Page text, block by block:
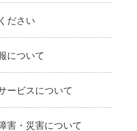
ださい
について
ービスについて
害・災害について